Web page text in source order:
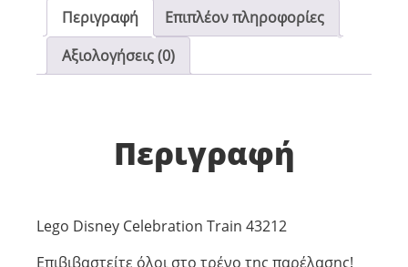
Περιγραφή
Επιπλέον πληροφορίες
Αξιολογήσεις (0)
Περιγραφή
Lego Disney Celebration Train 43212
Επιβιβαστείτε όλοι στο τρένο της παρέλασης!